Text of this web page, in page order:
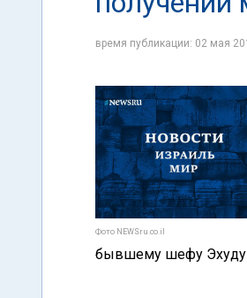
время публикации: 02 мая
Фото NEWSru.co.il
бывшему шефу Эхуду